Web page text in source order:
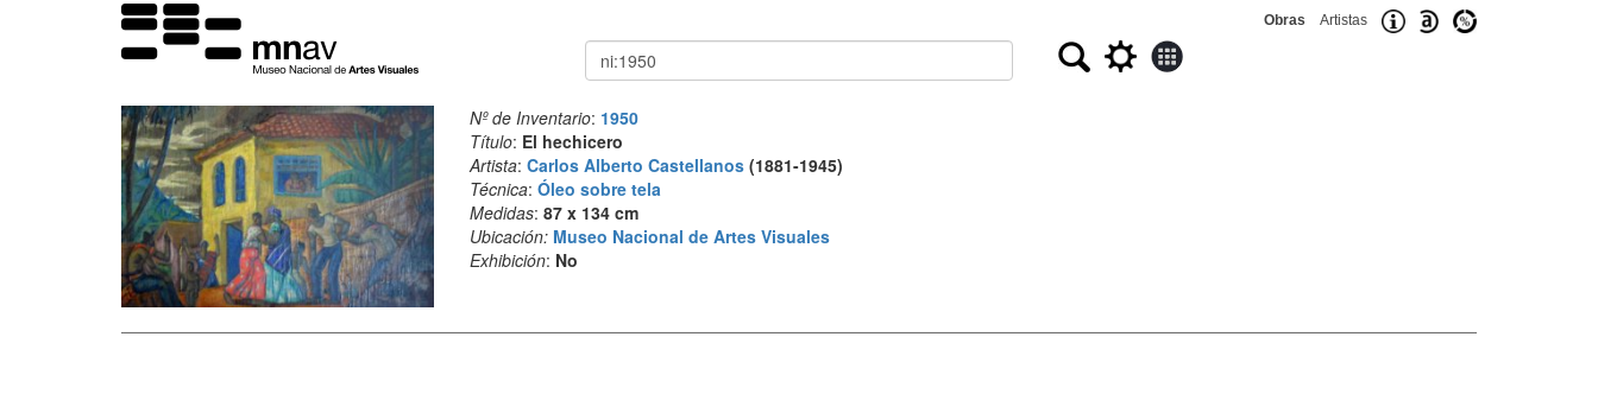
Obras Artistas
Buscar
Nº de Inventario: 1950
Título: El hechicero
Artista: Carlos Alberto Castellanos(1881-1945)
Técnica: Óleo sobre tela
Medidas: 87 x 134 cm
Ubicación: Museo Nacional de Artes Visuales
Exhibición: No